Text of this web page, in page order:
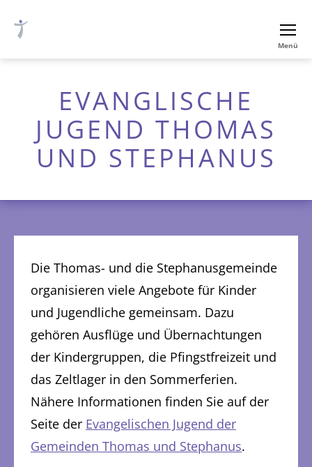
luth.
Nürnberg
Menü
EVANGLISCHE
JUGEND THOMAS
UND STEPHANUS
Die Thomas- und die Stephanusgemeinde
organisieren viele Angebote für Kinder
und Jugendliche gemeinsam. Dazu
gehören Ausflüge und Übernachtungen
der Kindergruppen, die Pfingstfreizeit und
das Zeltlager in den Sommerferien.
Nähere Informationen finden Sie auf der
Seite der Evangelischen Jugend der
Gemeinden Thomas und Stephanus.